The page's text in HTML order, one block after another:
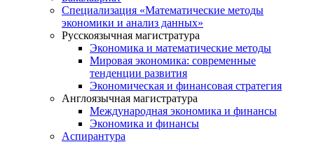
Специализация «Математические методы
экономики и анализ данных»
Русскоязычная магистратура
Экономика и математические методы
Мировая экономика: современные
тенденции развития
Экономическая и финансовая стратегия
Англоязычная магистратура
Международная экономика и финансы
Экономика и финансы
Аспирантура